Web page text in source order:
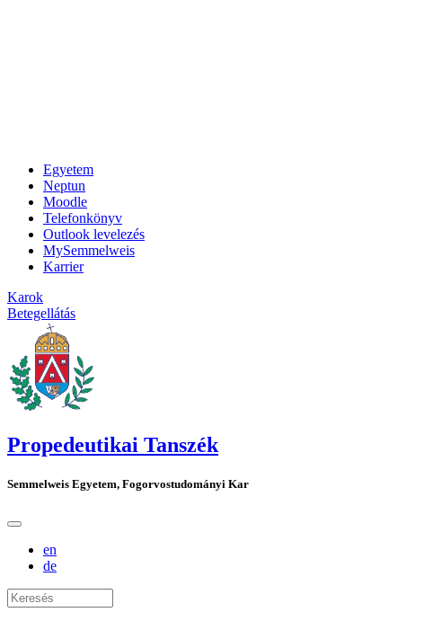
Egyetem
Neptun
Moodle
Telefonkönyv
Outlook levelezés
MySemmelweis
Karrier
Karok
Betegellátás
Propedeutikai Tanszék
Semmelweis Egyetem, Fogorvostudományi Kar
en
de